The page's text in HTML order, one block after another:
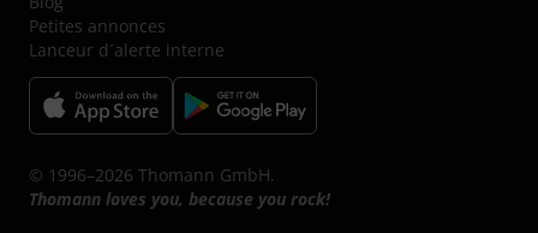
Petites annonces
Lanceur d´alerte interne
© 1996–2026 Thomann GmbH.
Thomann loves you, because you rock!